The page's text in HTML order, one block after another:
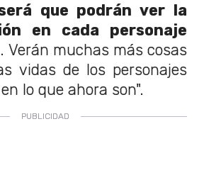
que podrán ver la
en cada personaje
. Verán muchas más cosas
vidas de los personajes
lo que ahora son".